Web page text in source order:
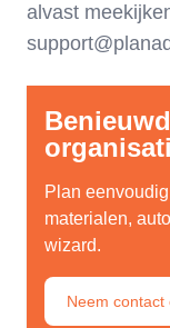
alvast
Plan
materialen,
wizard.
Neem contact